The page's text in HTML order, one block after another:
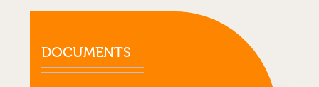
DOCUMENTS